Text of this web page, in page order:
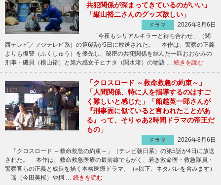
共犯関係が深まってきているのがいい」
「縦山裕二さんのグッズ欲しい」
ドラマ
2026年8月6日
「今夜もシリアルキラーと待ち合わせ」（関
西テレビ／フジテレビ系）の第6話が5日に放送された。 本作は、警察の正義
よりも復讐（ふくしゅう）を優先し、秘密の共犯関係を結んだ一匹おおかみの
刑事・磯貝（横山裕）と第六感女子ヒナタ（関水渚）の物語 … 続きを読む
「クロスロード ～救命救急の約束～」
「人間関係、特に人を指導するのはすご
く難しいと感じた」「船越英一郎さんが
『刑事面に似ていると言われたことがあ
る』って、そりゃあ2時間ドラマの帝王だ
もの」
ドラマ
2026年8月6日
「クロスロード ～救命救急の約束～」（テレビ朝日系）の第5話が4日に放送
された。 本作は、救命救急医療の最前線でもがく、若き救命医・救急隊員・
警察官らの正義と成長を描く本格医療ドラマ。（※以下、ネタバレを含みます）
遥（今田美桜）や桐 … 続きを読む